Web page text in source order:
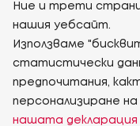
Ние и трети страни
нашия уебсайт.
Използваме
статистически
предпочитания,
персонализиране на
нашата